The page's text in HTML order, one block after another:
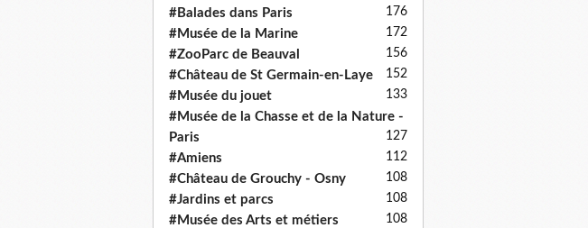
#Balades dans Paris 176
#Musée de la Marine 172
#ZooParc de Beauval 156
#Château de St Germain-en-Laye 152
#Musée du jouet 133
#Musée de la Chasse et de la Nature -
Paris
127
#Amiens 112
#Château de Grouchy - Osny 108
#Jardins et parcs 108
#Musée des Arts et métiers 108